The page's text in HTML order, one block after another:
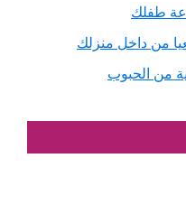
طفلك
من داخل منزلك
من الحبوب